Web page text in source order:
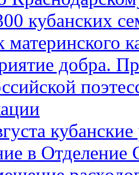
кубанских
материнского
добра.
в